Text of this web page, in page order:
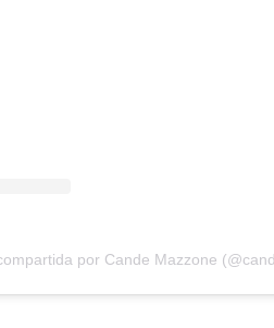
por Cande Mazzone